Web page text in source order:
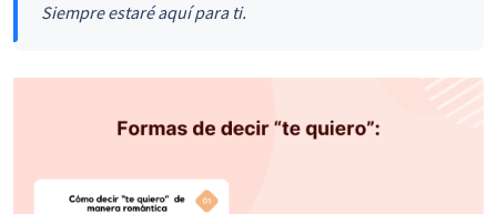
Siempre estaré aquí para ti.